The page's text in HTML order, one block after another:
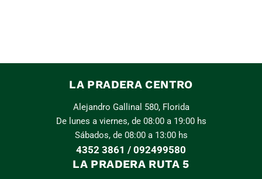
LA PRADERA CENTRO
Alejandro Gallinal 580, Florida
De lunes a viernes, de 08:00 a 19:00 hs
Sábados, de 08:00 a 13:00 hs
4352 3861 / 092499580
LA PRADERA RUTA 5